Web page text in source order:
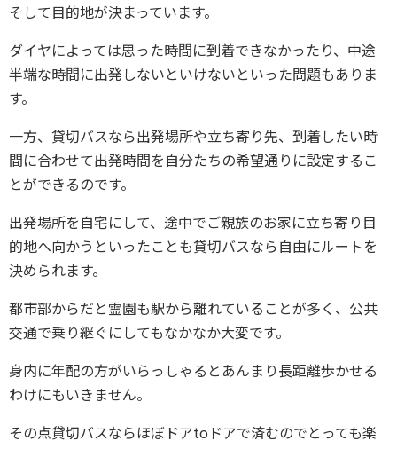
そして目的地が決まっています。
ダイヤによっては思った時間に到着できなかったり、中途
半端な時間に出発しないといけないといった問題もありま
す。
一方、貸切バスなら出発場所や立ち寄り先、到着したい時
間に合わせて出発時間を自分たちの希望通りに設定するこ
とができるのです。
出発場所を自宅にして、途中でご親族のお家に立ち寄り目
的地へ向かうといったことも貸切バスなら自由にルートを
決められます。
都市部からだと霊園も駅から離れていることが多く、公共
交通で乗り継ぐにしてもなかなか大変です。
身内に年配の方がいらっしゃるとあんまり長距離歩かせる
わけにもいきません。
その点貸切バスならほぼドアtoドアで済むのでとっても楽